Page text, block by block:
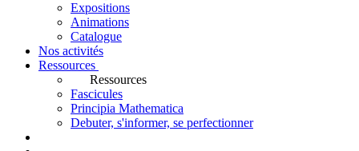
Expositions
Animations
Catalogue
Nos activités
Ressources
Ressources
Fascicules
Principia Mathematica
Debuter, s'informer, se perfectionner